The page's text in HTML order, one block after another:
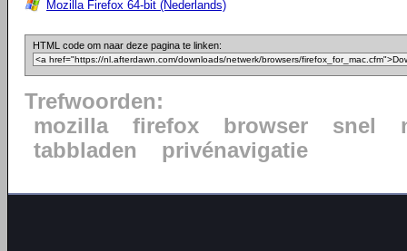
Mozilla Firefox 64-bit (Nederlands)
HTML code om naar deze pagina te linken:
Trefwoorden:
mozilla
firefox browser snel
tabbladen
privénavigatie